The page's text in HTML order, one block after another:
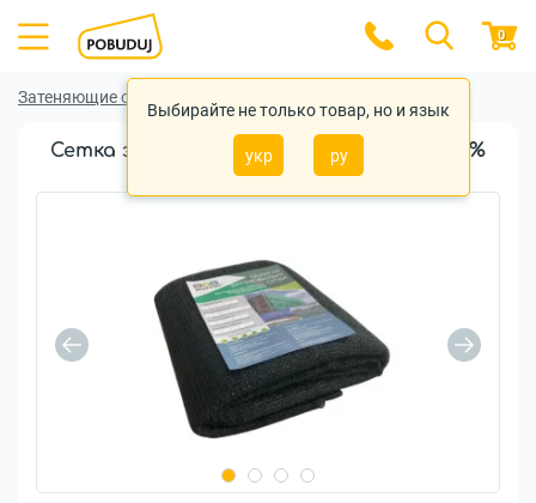
Выбирайте не только товар, но и язык
укр ру
0
Затеняющие сетки
Сетка затененная Biotol Solar 3x15м 40%
темно-зеленая 30г/м2